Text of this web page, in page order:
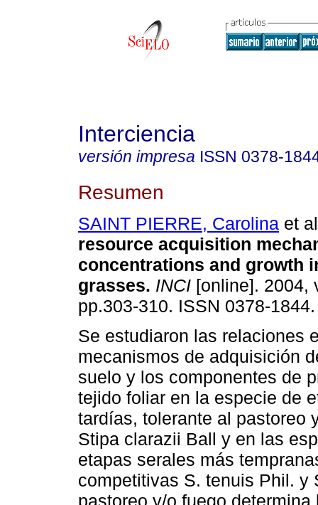
Interciencia
versión impresa ISSN 0378-
Resumen
SAINT PIERRE, Carolina et
resource acquisition
concentrations and growth
grasses. INCI [online]. 2004,
pp.303-310. ISSN 0378-1844.
Se estudiaron las relaciones
mecanismos de adquisición
suelo y los componentes de
tejido foliar en la especie de
tardías, tolerante al pastoreo
Stipa clarazii Ball y en las
etapas serales más
competitivas S. tenuis Phil. y
pastoreo y/o fuego